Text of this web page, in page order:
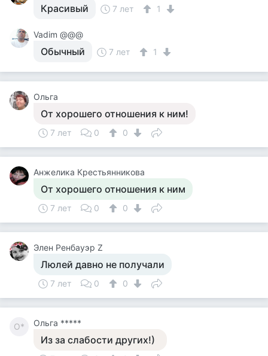
Красивый 7 лет 1
Vadim @@@
Обычный 7 лет 1
Ольга
От хорошего отношения к ним!
7 лет 0 0
Анжелика Крестьянникова
От хорошего отношения к ним
7 лет 0 0
Элен Ренбауэр Z
Люлей давно не получали
7 лет 0 0
О* Ольга *****
Из за слабости других!)